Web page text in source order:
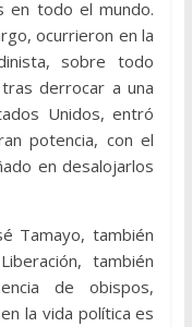
en todo el mundo.
ocurrieron en la
sobre todo
derrocar a una
Unidos, entró
potencia, con el
en desalojarlos
Tamayo, también
también
de obispos,
la vida política es